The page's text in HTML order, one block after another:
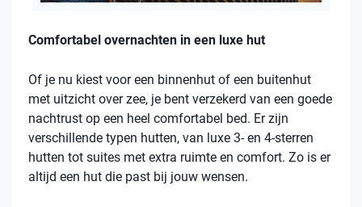
Comfortabel overnachten in een luxe hut
Of je nu kiest voor een binnenhut of een buitenhut
met uitzicht over zee, je bent verzekerd van een goede
nachtrust op een heel comfortabel bed. Er zijn
verschillende typen hutten, van luxe 3- en 4-sterren
hutten tot suites met extra ruimte en comfort. Zo is er
altijd een hut die past bij jouw wensen.